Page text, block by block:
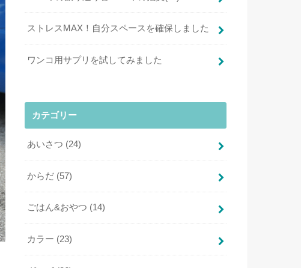
ストレスMAX！自分スペースを確保しました
ワンコ用サプリを試してみました
カテゴリー
あいさつ (24)
からだ (57)
ごはん&おやつ (14)
カラー (23)